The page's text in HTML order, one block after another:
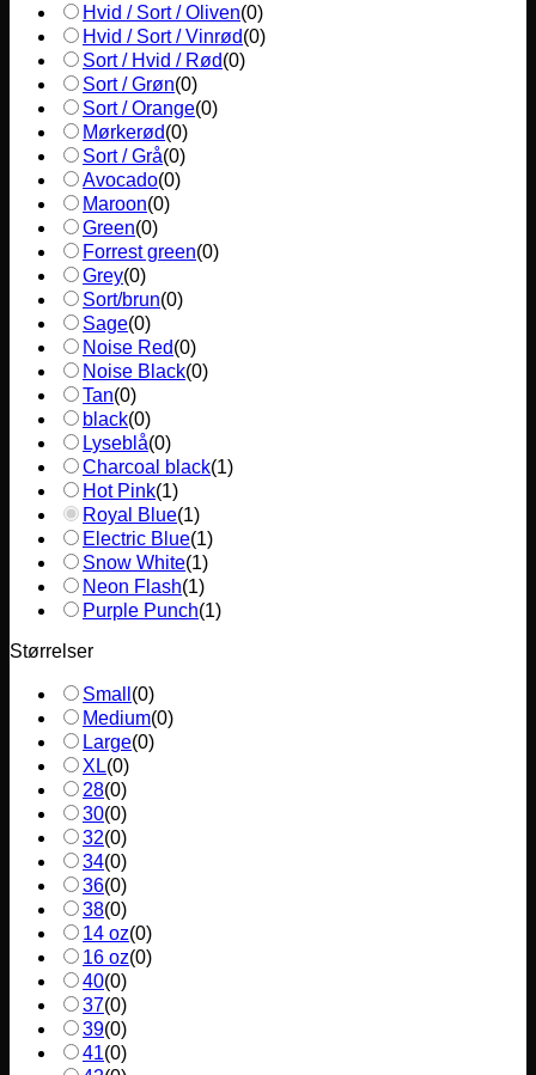
Hvid / Sort / Oliven(0)
Hvid / Sort / Vinrød(0)
Sort / Hvid / Rød(0)
Sort / Grøn(0)
Sort / Orange(0)
Mørkerød(0)
Sort / Grå(0)
Avocado(0)
Maroon(0)
Green(0)
Forrest green(0)
Grey(0)
Sort/brun(0)
Sage(0)
Noise Red(0)
Noise Black(0)
Tan(0)
black(0)
Lyseblå(0)
Charcoal black(1)
Hot Pink(1)
Royal Blue(1)
Electric Blue(1)
Snow White(1)
Neon Flash(1)
Purple Punch(1)
Størrelser
Small (0)
Medium(0)
Large(0)
XL(0)
28(0)
30(0)
32(0)
34(0)
36(0)
38(0)
14 oz(0)
16 oz(0)
40(0)
37(0)
39(0)
41(0)